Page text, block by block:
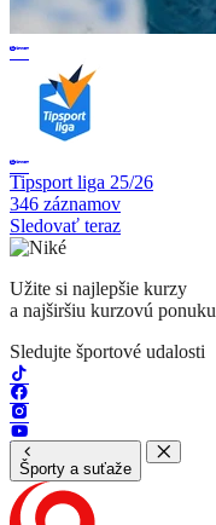
Tipsport liga 25/26
346 záznamov
Sledovať teraz
Užite si najlepšie kurzy
a najširšiu kurzovú ponuku
Sledujte športové udalosti
Športy a suťaže